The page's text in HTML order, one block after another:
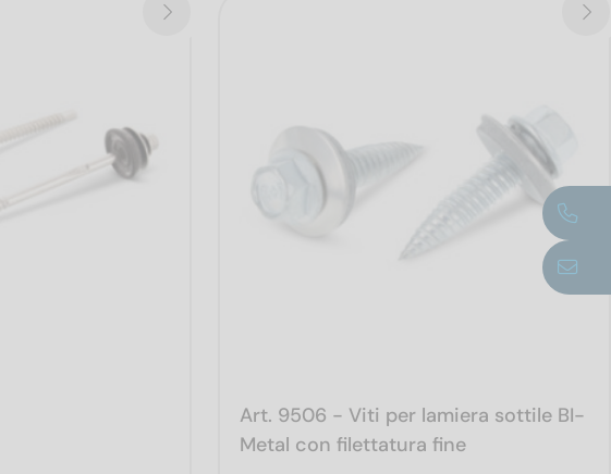
Art. 9506 - Viti per lamiera sottile BI-
Metal con filettatura fine